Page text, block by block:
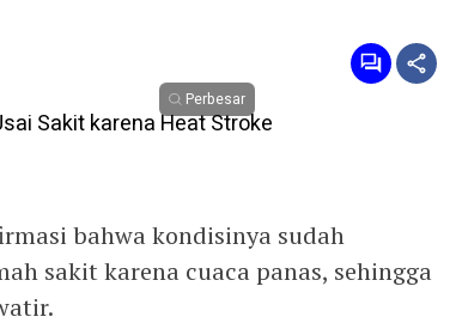
Perbesar
bahwa kondisinya sudah
sakit karena cuaca panas, sehingga